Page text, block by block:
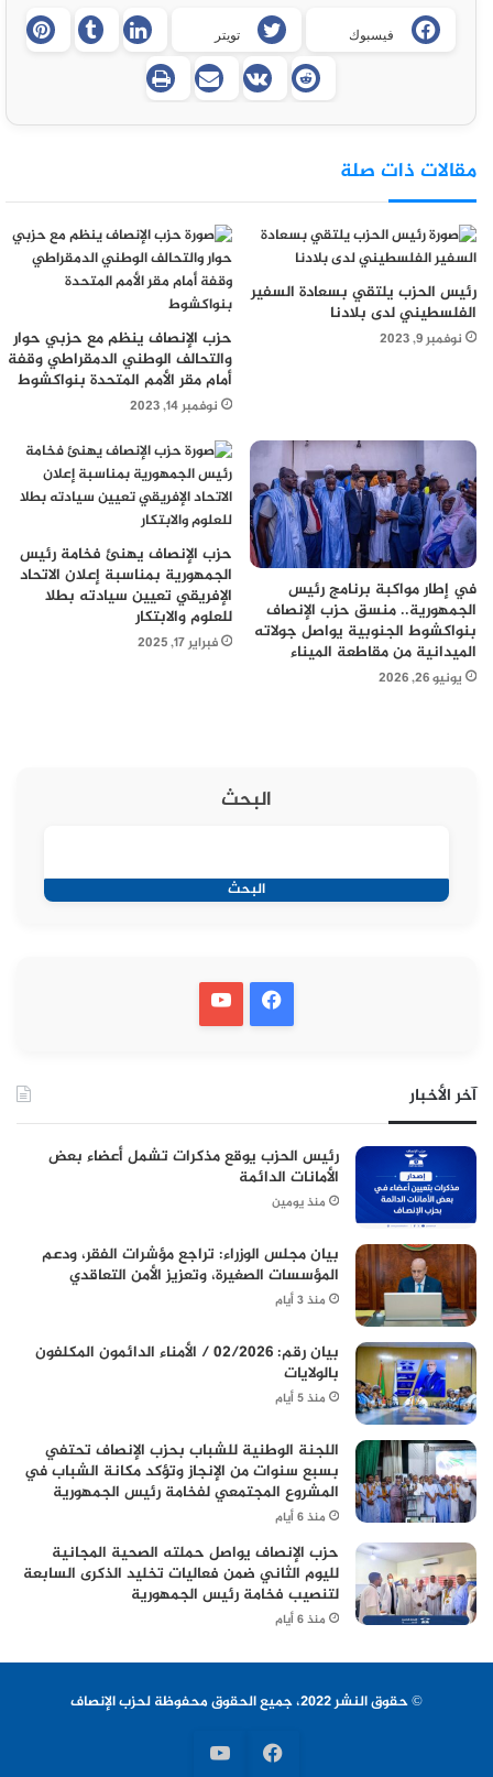
فيسبوك تويتر
مقالات ذات صلة
رئيس الحزب يلتقي بسعادة السفير
الفلسطيني لدى بلادنا
نوفمبر 9, 2023
حزب الإنصاف ينظم مع حزبي حوار
والتحالف الوطني الدمقراطي وقفة
أمام مقر الأمم المتحدة بنواكشوط
نوفمبر 14, 2023
في إطار مواكبة برنامج رئيس
الجمهورية.. منسق حزب الإنصاف
بنواكشوط الجنوبية يواصل جولاته
الميدانية من مقاطعة الميناء
يونيو 26, 2026
حزب الإنصاف يهنئ فخامة رئيس
الجمهورية بمناسبة إعلان الاتحاد
الإفريقي تعيين سيادته بطلا
للعلوم والابتكار
فبراير 17, 2025
البحث
البحث
آخر الأخبار
رئيس الحزب يوقع مذكرات تشمل أعضاء بعض
الأمانات الدائمة
منذ يومين
بيان مجلس الوزراء: تراجع مؤشرات الفقر، ودعم
المؤسسات الصغيرة، وتعزيز الأمن التعاقدي
منذ 3 أيام
بيان رقم: 02/2026 / الأمناء الدائمون المكلفون
بالولايات
منذ 5 أيام
اللجنة الوطنية للشباب بحزب الإنصاف تحتفي
بسبع سنوات من الإنجاز وتؤكد مكانة الشباب في
المشروع المجتمعي لفخامة رئيس الجمهورية
منذ 6 أيام
حزب الإنصاف يواصل حملته الصحية المجانية
لليوم الثاني ضمن فعاليات تخليد الذكرى السابعة
لتنصيب فخامة رئيس الجمهورية
منذ 6 أيام
© حقوق النشر 2022، جميع الحقوق محفوظة لحزب الإنصاف